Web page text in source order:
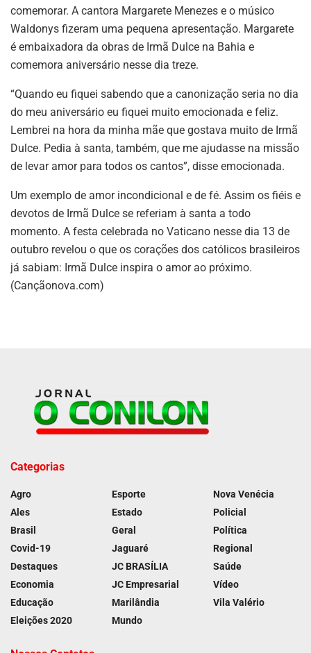
comemorar. A cantora Margarete Menezes e o músico
Waldonys fizeram uma pequena apresentação. Margarete
é embaixadora da obras de Irmã Dulce na Bahia e
comemora aniversário nesse dia treze.
“Quando eu fiquei sabendo que a canonização seria no dia
do meu aniversário eu fiquei muito emocionada e feliz.
Lembrei na hora da minha mãe que gostava muito de Irmã
Dulce. Pedia à santa, também, que me ajudasse na missão
de levar amor para todos os cantos”, disse emocionada.
Um exemplo de amor incondicional e de fé. Assim os fiéis e
devotos de Irmã Dulce se referiam à santa a todo
momento. A festa celebrada no Vaticano nesse dia 13 de
outubro revelou o que os corações dos católicos brasileiros
já sabiam: Irmã Dulce inspira o amor ao próximo.
(Cançãonova.com)
Categorias
Agro
Ales
Brasil
Covid-19
Destaques
Economia
Educação
Eleições 2020
Esporte
Estado
Geral
Jaguaré
JC BRASÍLIA
JC Empresarial
Marilândia
Mundo
Nova Venécia
Policial
Política
Regional
Saúde
Vídeo
Vila Valério